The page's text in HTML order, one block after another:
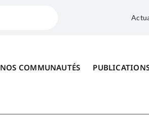
NOS COMMUNAUTÉS